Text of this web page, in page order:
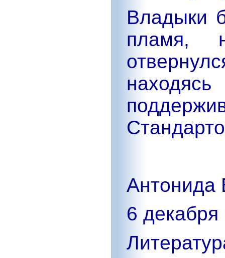
Владыки
пламя,
находясь
Антонида
6 декабря